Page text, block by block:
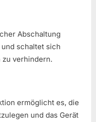
Abschaltung
schaltet sich
verhindern.
ermöglicht es, die
und das Gerät